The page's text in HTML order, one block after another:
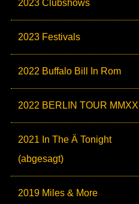
2023 Clubshows
2023 Festivals
2022 Buffalo Bill In Rom
2022 BERLIN TOUR MMXXII
2021 In The Ä Tonight
(abgesagt)
2019 Miles & More